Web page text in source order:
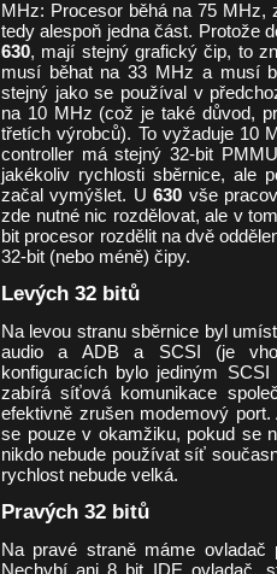
MHz: Procesor běhá na 75
tedy alespoň jedna část. Protože
630, mají stejný grafický čip, to
musí běhat na 33 MHz a musí
stejný jako se používal v
na 10 MHz (což je také důvod,
třetích výrobců). To vyžaduje 10
controller má stejný 32-bit
jakékoliv rychlosti sběrnice, ale
začal vymýšlet. U630 vše
zde nutné nic rozdělovat, ale v
bit procesor rozdělit na dvě
32-bit (nebo méně) čipy.
Levých 32 bitů
Na levou stranu sběrnice byl
audio a ADB a SCSI (je
konfiguracích bylo jediným
zabírá síťová komunikace
efektivně zrušen modemový
se pouze v okamžiku, pokud se
nikdo nebude používat síť
rychlost nebude velká.
Pravých 32 bitů
Na pravé straně máme
Nechybí ani 8 bit IDE ovladač,